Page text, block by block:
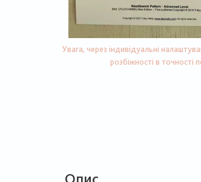
Увага, через індивідуальні
розбіжності в точності